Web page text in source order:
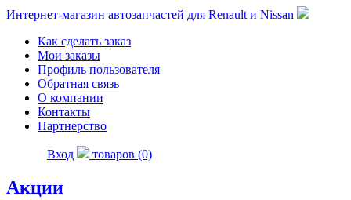
Интернет-магазин автозапчастей для Renault и Nissan
Как сделать заказ
Мои заказы
Профиль пользователя
Обратная связь
О компании
Контакты
Партнерство
Вход товаров (0)
Акции